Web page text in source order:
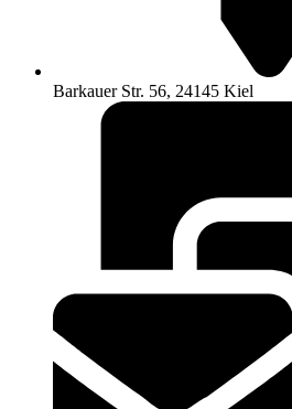
Barkauer Str. 56, 24145 Kiel